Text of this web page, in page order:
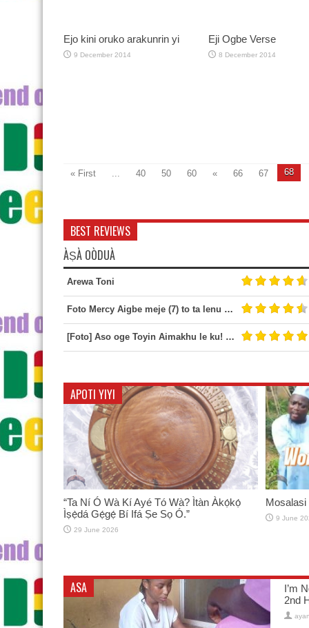
Ejo kini oruko arakunrin yi
9 December 2014
Eji Ogbe Verse
8 December 2014
« First ... 40 50 60 « 66 67 68
BEST REVIEWS
ÀṢÀ OÒDUÀ
Arewa Toni
Foto Mercy Aigbe meje (7) to ta lenu bi ataare
[Foto] Aso oge Toyin Aimakhu le ku! #Igo loju omo odaran
APOTI YIYI
“Ta Ní Ó Wà Kí Ayé Tó Wà? Ìtàn Àkọ́kọ́
Ìṣẹ̀dá Gẹ́gẹ́ Bí Ifá Ṣe Sọ Ó.”
29 June 2026
Mosalasi
9 June
ASA
I’m
2nd